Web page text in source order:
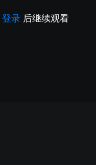
登录 后继续观看